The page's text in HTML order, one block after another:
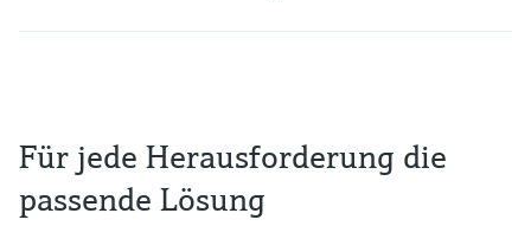
Für jede Herausforderung die
passende Lösung